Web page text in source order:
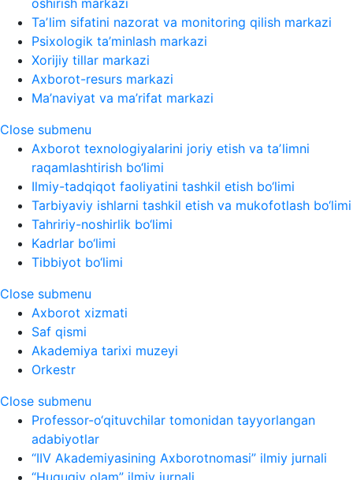
oshirish markazi
Taʼlim sifatini nazorat va monitoring qilish markazi
Psixologik ta’minlash markazi
Xorijiy tillar markazi
Axborot-resurs markazi
Ma’naviyat va ma’rifat markazi
Close submenu
Axborot texnologiyalarini joriy etish va taʼlimni
raqamlashtirish bo‘limi
Ilmiy-tadqiqot faoliyatini tashkil etish bo‘limi
Tarbiyaviy ishlarni tashkil etish va mukofotlash bo‘limi
Tahririy-noshirlik bo‘limi
Kadrlar bo‘limi
Tibbiyot bo‘limi
Close submenu
Axborot xizmati
Saf qismi
Akademiya tarixi muzeyi
Orkestr
Close submenu
Professor-o‘qituvchilar tomonidan tayyorlangan
adabiyotlar
“IIV Akademiyasining Axborotnomasi” ilmiy jurnali
“Huquqiy olam” ilmiy jurnali